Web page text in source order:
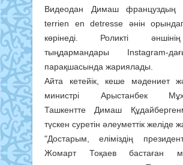
Видеодан Димаш француздың
terrien en detresse әнін
көрінеді. Роликті
тыңдармандары Instagram-
парақшасында жариялады.
Айта кетейік, кеше мәдениет
министрі Арыстанбек
Ташкентте Димаш
түскен суретін әлеуметтік желіде
"Достарым, еліміздің
Жомарт Тоқаев бастаған